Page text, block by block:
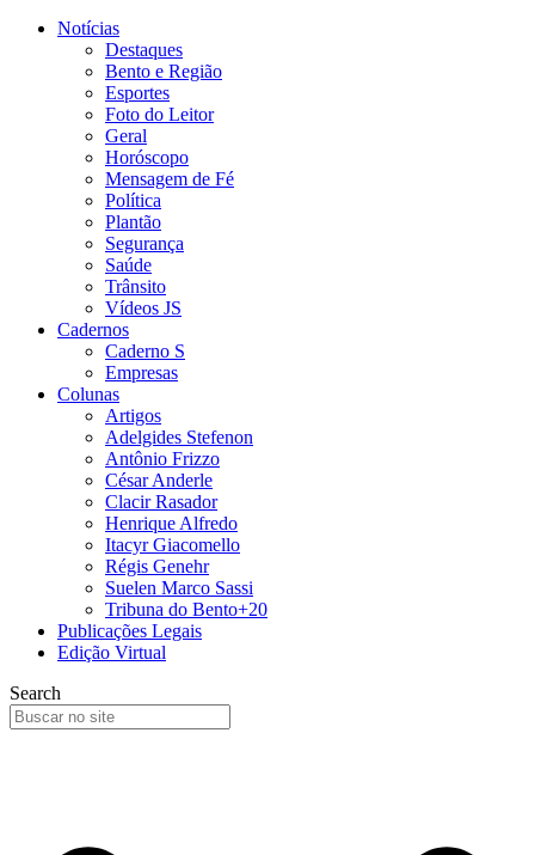
Notícias
Destaques
Bento e Região
Esportes
Foto do Leitor
Geral
Horóscopo
Mensagem de Fé
Política
Plantão
Segurança
Saúde
Trânsito
Vídeos JS
Cadernos
Caderno S
Empresas
Colunas
Artigos
Adelgides Stefenon
Antônio Frizzo
César Anderle
Clacir Rasador
Henrique Alfredo
Itacyr Giacomello
Régis Genehr
Suelen Marco Sassi
Tribuna do Bento+20
Publicações Legais
Edição Virtual
Search